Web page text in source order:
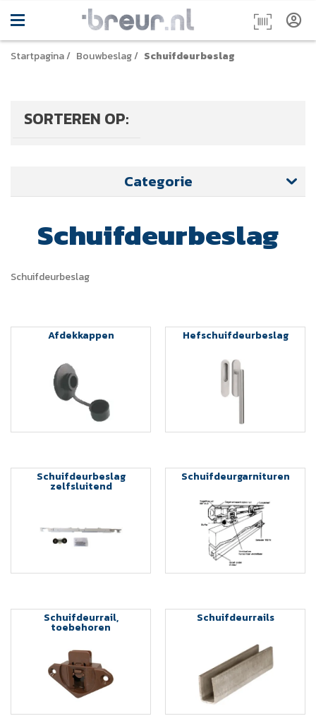
Startpagina/ Bouwbeslag/ Schuifdeurbeslag
SORTEREN OP:
Categorie
Schuifdeurbeslag
Schuifdeurbeslag
Afdekkappen Hefschuifdeurbeslag
Schuifdeurbeslag
zelfsluitend
Schuifdeurgarnituren
Schuifdeurrail,
toebehoren
Schuifdeurrails